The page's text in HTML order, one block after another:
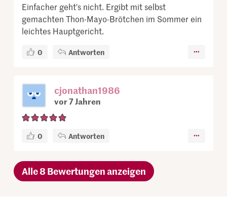
Einfacher geht's nicht. Ergibt mit selbst
gemachten Thon-Mayo-Brötchen im Sommer ein
leichtes Hauptgericht.
0 Antworten
cjonathan1986
vor 7 Jahren
0 Antworten
Alle 8 Bewertungen anzeigen